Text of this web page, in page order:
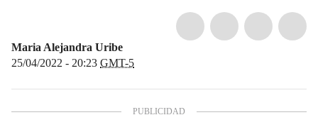
Maria Alejandra Uribe
25/04/2022 - 20:23 GMT-5